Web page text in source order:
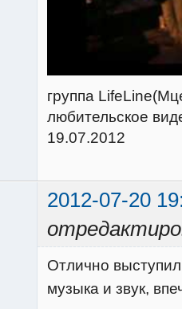
группа
любительское
19.07.2012
2012-07-20
Отлично
музыка и звук,